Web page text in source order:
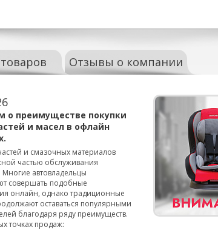
Отзывы о компании
о преимуществе покупки
и масел в офлайн
и смазочных материалов
частью обслуживания
автовладельцы
совершать подобные
онлайн, однако традиционные
оставаться популярными
благодаря ряду преимуществ.
точках продаж: